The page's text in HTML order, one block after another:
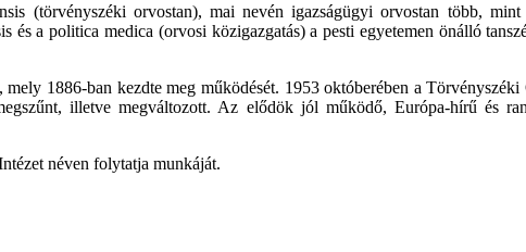
(törvényszéki orvostan), mai nevén igazságügyi orvostan több,
a politica medica (orvosi közigazgatás) a pesti egyetemen önálló
1886-ban kezdte meg működését. 1953 októberében a
illetve megváltozott. Az elődök jól működő, Európa-hírű és
néven folytatja munkáját.